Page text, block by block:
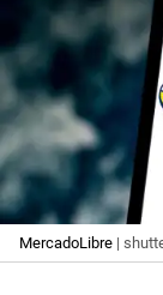
MercadoLibre |